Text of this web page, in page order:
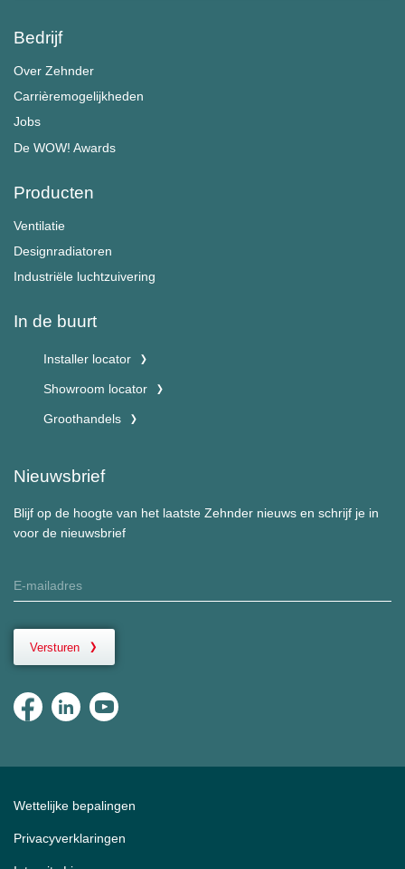
Bedrijf
Over Zehnder
Carrièremogelijkheden
Jobs
De WOW! Awards
Producten
Ventilatie
Designradiatoren
Industriële luchtzuivering
In de buurt
Installer locator
Showroom locator
Groothandels
Nieuwsbrief
Blijf op de hoogte van het laatste Zehnder nieuws en schrijf je in
voor de nieuwsbrief
Versturen
Wettelijke bepalingen
Privacyverklaringen